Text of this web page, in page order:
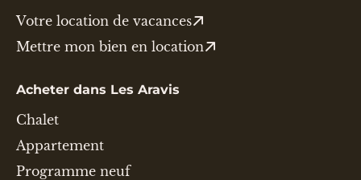
Votre location de vacances
Mettre mon bien en location
Acheter dans Les Aravis
Chalet
Appartement
Programme neuf